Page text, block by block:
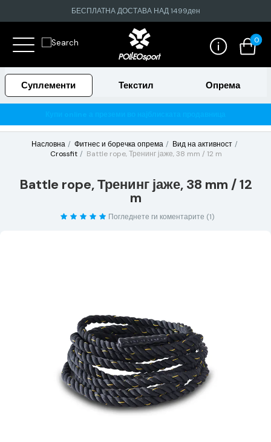
БЕСПЛАТНА ДОСТАВА НАД 1499ден
0
Суплементи Текстил Опрема
Насловна Фитнес и боречка опрема
Вид на активност
Crossfit
Battle rope, Тренинг јаже, 38 mm / 12 m
Battle rope, Тренинг јаже, 38 mm / 12
m
Погледнете ги коментарите (1)